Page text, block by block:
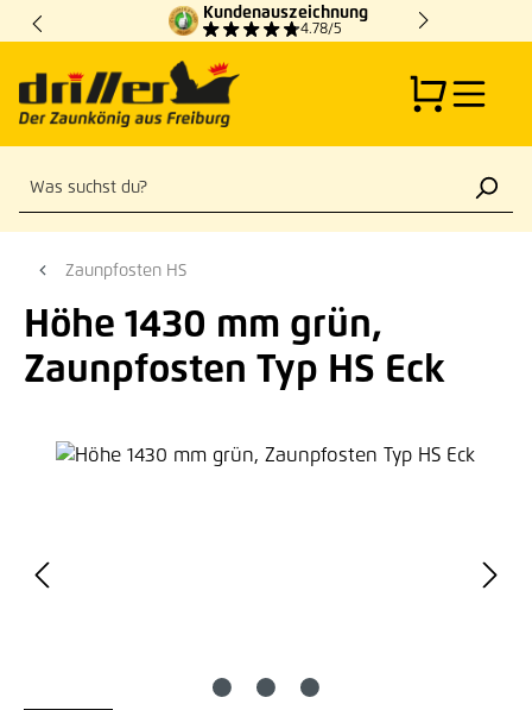
Zum Hauptinhalt springen
Kundenauszeichnung
4.78/5
Zaunpfosten HS
Höhe 1430 mm grün,
Zaunpfosten Typ HS Eck
Bildergalerie überspringen